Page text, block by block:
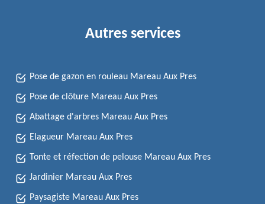
Autres services
Pose de gazon en rouleau Mareau Aux Pres
Pose de clôture Mareau Aux Pres
Abattage d'arbres Mareau Aux Pres
Elagueur Mareau Aux Pres
Tonte et réfection de pelouse Mareau Aux Pres
Jardinier Mareau Aux Pres
Paysagiste Mareau Aux Pres